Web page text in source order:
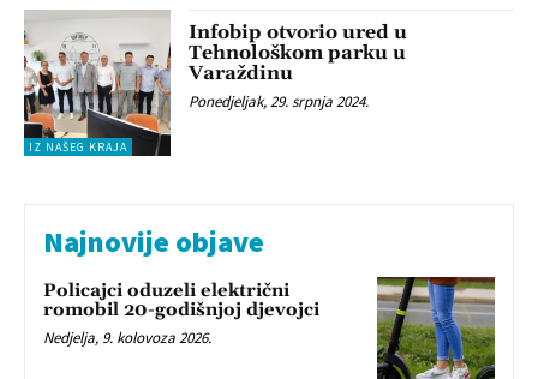
IZ NAŠEG KRAJA
Infobip otvorio ured u
Tehnološkom parku u
Varaždinu
Ponedjeljak, 29. srpnja 2024.
Najnovije objave
Policajci oduzeli električni
romobil 20-godišnjoj djevojci
Nedjelja, 9. kolovoza 2026.